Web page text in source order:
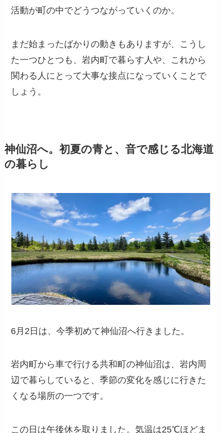
活動が町の中でどうつながっていくのか。
まだ始まったばかりの動きもありますが、こうし
た一つひとつも、岩内町で暮らす人や、これから
関わる人にとって大事な接点になっていくことで
しょう。
神仙沼へ。初夏の青と、音で感じる北海道
の暮らし
6月2日は、今季初めて神仙沼へ行きました。
岩内町から車で行ける共和町の神仙沼は、岩内周
辺で暮らしていると、季節の変化を感じに行きた
くなる場所の一つです。
この日は午後休を取りました。気温は25℃ほどま